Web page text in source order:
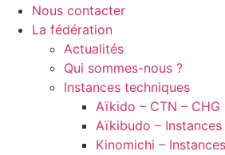
Nous contacter
La fédération
Actualités
Qui sommes-nous ?
Instances techniques
Aïkido – CTN – CHG
Aïkibudo –
Kinomichi –